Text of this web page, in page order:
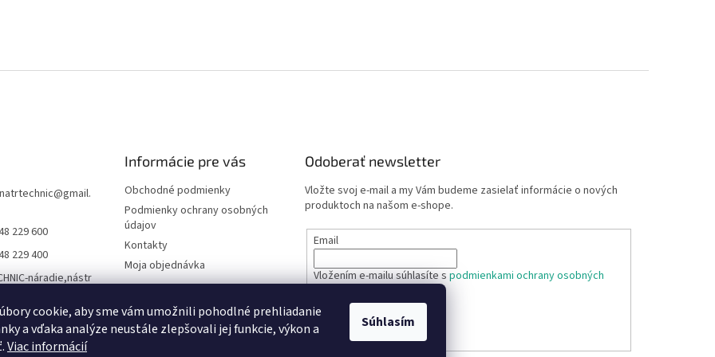
cookie, aby sme vám umožnili pohodlné prehliadanie
a vďaka analýze neustále zlepšovali jej funkcie, výkon a
Viac informácií
Súhlasím
@gmail.
229 600
229 400
náradie,nástr
a viac
Informácie pre vás
Obchodné podmienky
Podmienky ochrany osobných
údajov
Kontakty
Moja objednávka
Odoberať newsletter
Vložte svoj e-mail a my Vám budeme zasielať informácie o nových
produktoch na našom e-shope.
Email
Vložením e-mailu súhlasíte spodmienkami ochrany osobných
PRIHLÁSIŤ SA